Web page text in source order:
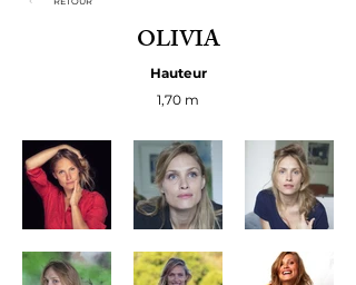
OLIVIA
Hauteur
1,70 m